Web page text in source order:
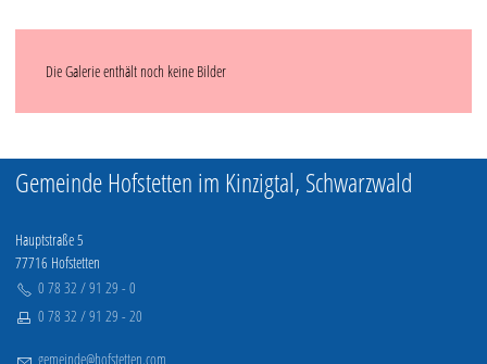
Die Galerie enthält noch keine Bilder
Gemeinde Hofstetten im Kinzigtal, Schwarzwald
Hauptstraße 5
77716 Hofstetten
0 78 32 / 91 29 - 0
0 78 32 / 91 29 - 20
g m nd h fst tt n c m